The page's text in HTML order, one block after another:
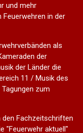
und mehr
in der
als
der
der Länder die
11 / Musik des
zum
den Fachzeitschriften
"Feuerwehr aktuell"